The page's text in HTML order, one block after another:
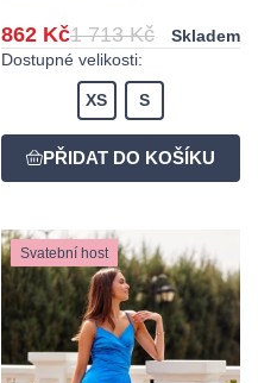
862 Kč1 713 Kč
Skladem
Dostupné velikosti:
XS S
Svatební host